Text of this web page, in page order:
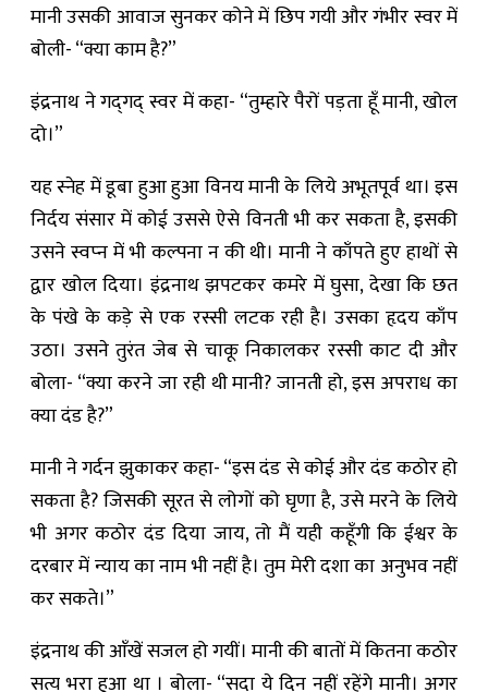
मानी उसकी आवाज सुनकर कोने में छिप गयी और गंभीर स्वर में
बोली- “क्या काम है?”
इंद्रनाथ ने गद्‍गद्‍ स्वर में कहा- “तुम्हारे पैरों पड़ता हूँ मानी, खोल
दो।”
यह स्नेह में डूबा हुआ हुआ विनय मानी के लिये अभूतपूर्व था। इस
निर्दय संसार में कोई उससे ऐसे विनती भी कर सकता है, इसकी
उसने स्वप्‍न में भी कल्पना न की थी। मानी ने काँपते हुए हाथों से
द्वार खोल दिया। इंद्रनाथ झपटकर कमरे में घुसा, देखा कि छत
के पंखे के कड़े से एक रस्सी लटक रही है। उसका हृदय काँप
उठा। उसने तुरंत जेब से चाकू निकालकर रस्सी काट दी और
बोला- “क्या करने जा रही थी मानी? जानती हो, इस अपराध का
क्या‍ दंड है?”
मानी ने गर्दन झुकाकर कहा- “इस दंड से कोई और दंड कठोर हो
सकता है? जिसकी सूरत से लोगों को घृणा है, उसे मरने के लिये
भी अगर कठोर दंड दिया जाय, तो मैं यही कहूँगी कि ईश्वर के
दरबार में न्याय का नाम भी नहीं है। तुम मेरी दशा का अनुभव नहीं
कर सकते।”
इंद्रनाथ की आँखें सजल हो गयीं। मानी की बातों में कितना कठोर
सत्य भरा हुआ था । बोला- “सदा ये दिन नहीं रहेंगे मानी। अगर